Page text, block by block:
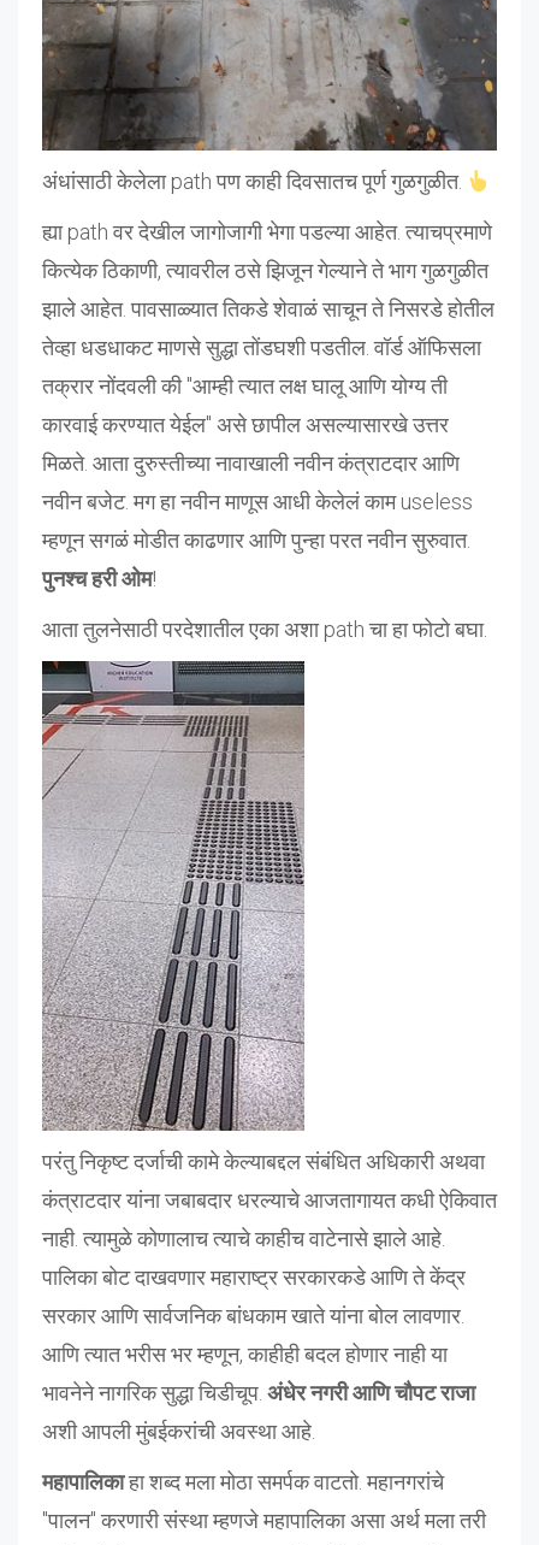
अंधांसाठी केलेला path पण काही दिवसातच पूर्ण गुळगुळीत.
ह्या path वर देखील जागोजागी भेगा पडल्या आहेत. त्याचप्रमाणे
कित्येक ठिकाणी, त्यावरील ठसे झिजून गेल्याने ते भाग गुळगुळीत
झाले आहेत. पावसाळ्यात तिकडे शेवाळं साचून ते निसरडे होतील
तेव्हा धडधाकट माणसे सुद्धा तोंडघशी पडतील. वॉर्ड ऑफिसला
तक्रार नोंदवली की "आम्ही त्यात लक्ष घालू आणि योग्य ती
कारवाई करण्यात येईल" असे छापील असल्यासारखे उत्तर
मिळते. आता दुरुस्तीच्या नावाखाली नवीन कंत्राटदार आणि
नवीन बजेट. मग हा नवीन माणूस आधी केलेलं काम useless
म्हणून सगळं मोडीत काढणार आणि पुन्हा परत नवीन सुरुवात.
पुनश्च हरी ओम!
आता तुलनेसाठी परदेशातील एका अशा path चा हा फोटो बघा.
परंतु निकृष्ट दर्जाची कामे केल्याबद्दल संबंधित अधिकारी अथवा
कंत्राटदार यांना जबाबदार धरल्याचे आजतागायत कधी ऐकिवात
नाही. त्यामुळे कोणालाच त्याचे काहीच वाटेनासे झाले आहे.
पालिका बोट दाखवणार महाराष्ट्र सरकारकडे आणि ते केंद्र
सरकार आणि सार्वजनिक बांधकाम खाते यांना बोल लावणार.
आणि त्यात भरीस भर म्हणून, काहीही बदल होणार नाही या
भावनेने नागरिक सुद्धा चिडीचूप. अंधेर नगरी आणि चौपट राजा
अशी आपली मुंबईकरांची अवस्था आहे.
महापालिकाहा शब्द मला मोठा समर्पक वाटतो. महानगरांचे
"पालन" करणारी संस्था म्हणजे महापालिका असा अर्थ मला तरी